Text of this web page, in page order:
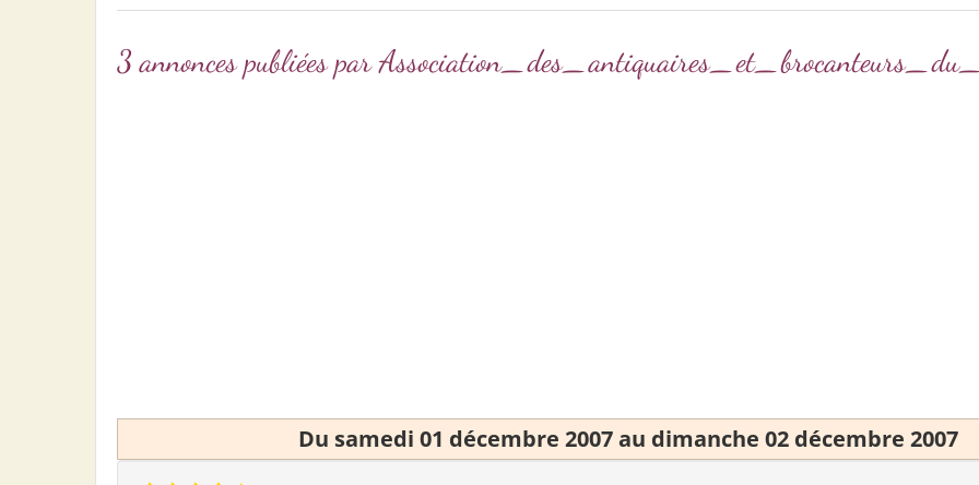
3 annonces publiées par
Du samedi 01 décembre 2007 au dimanche 02 décembre 2007